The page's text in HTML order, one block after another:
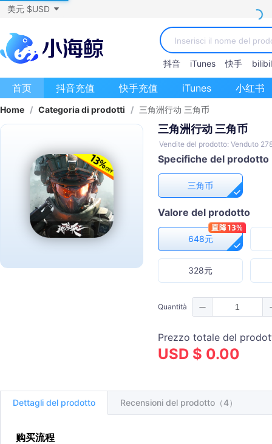
美元 $USD
抖音 iTunes 快手
首页 抖音充值 快手充值 iTunes 小红书
Home / Categoria di prodotti / 三角洲行动 三角币
三角洲行动 三角币
Vendite del prodotto: Venduto
Specifiche del prodotto
三角币
Valore del prodotto
648元
328元
Quantità
Prezzo totale del
USD $ 0.00
Dettagli del prodotto Recensioni del prodotto（4）
购买流程